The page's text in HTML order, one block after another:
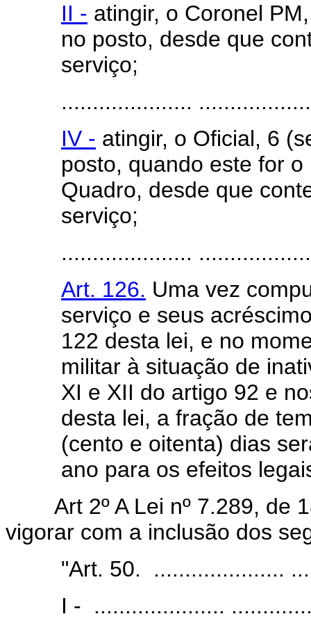
II - atingir, o Coronel
no posto, desde que
serviço;
.....................
IV - atingir, o Oficial, 6
posto, quando este for
Quadro, desde que
serviço;
.....................
Art. 126. Uma vez
serviço e seus
122 desta lei, e no
militar à situação de
XI e XII do artigo 92 e
desta lei, a fração de
(cento e oitenta) dias
ano para os efeitos
Art 2º A Lei nº 7.289, de
vigorar com a inclusão dos
"Art. 50. .....................
I - .....................